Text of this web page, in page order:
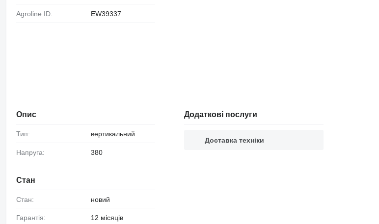
Agroline ID: EW39337
Опис
Тип: вертикальний
Напруга: 380
Стан
Стан: новий
Гарантія: 12 місяців
Додаткові послуги
Доставка техніки